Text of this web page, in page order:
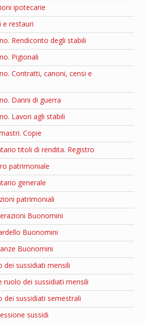
ipotecarie
e restauri
Rendiconto degli stabili
Pigionali
Contratti, canoni, censi e
Danni di guerra
Lavori agli stabili
Copie
titoli di rendita. Registro
patrimoniale
generale
patrimoniali
Buonomini
Buonomini
Buonomini
dei sussidiati mensili
ruolo dei sussidiati mensili
dei sussidiati semestrali
sussidi